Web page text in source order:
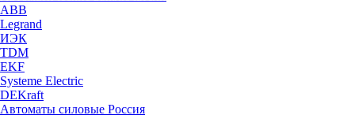
ABB
Legrand
ИЭК
TDM
EKF
Systeme Electric
DEKraft
Автоматы силовые Россия